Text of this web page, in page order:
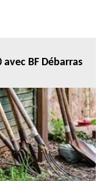
BF Débarras